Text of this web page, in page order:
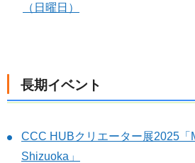
（日曜日）
長期イベント
CCC HUBクリエーター展2025「
Shizuoka」